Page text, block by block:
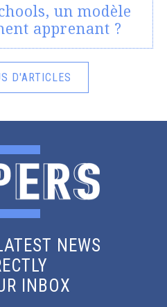
un modèle
apprenant ?
D'ARTICLES
NEWS
INBOX